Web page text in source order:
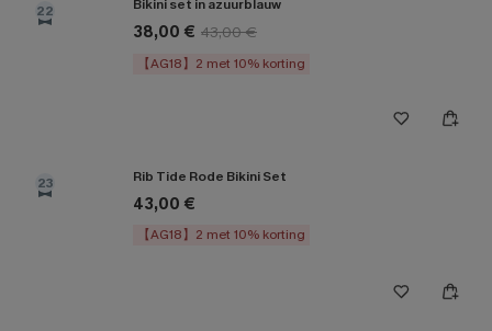
22 Bikini set in azuurblauw
38,00 € 43,00 €
【AG18】2 met 10% korting
23 Rib Tide Rode Bikini Set
43,00 €
【AG18】2 met 10% korting